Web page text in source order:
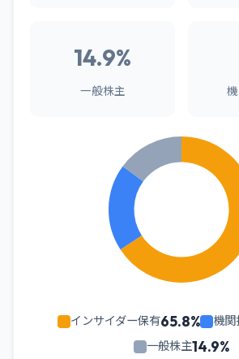
14.9%
一般株主
インサイダー保有65.8% 機関
一般株主14.9%